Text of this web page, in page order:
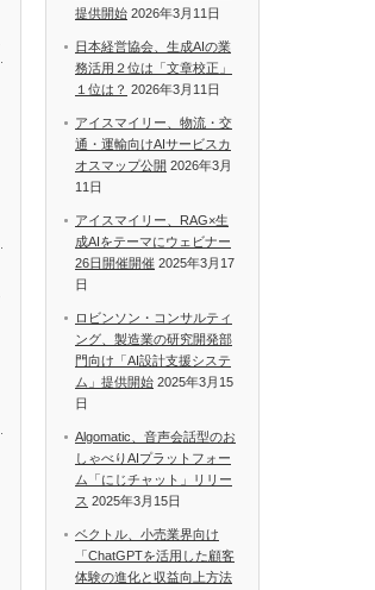
提供開始 2026年3月11日
日本経営協会、生成AIの業
務活用２位は「文章校正」
１位は？ 2026年3月11日
アイスマイリー、物流・交
通・運輸向けAIサービスカ
オスマップ公開 2026年3月
11日
アイスマイリー、RAG×生
成AIをテーマにウェビナー
26日開催開催 2025年3月17
日
ロビンソン・コンサルティ
ング、製造業の研究開発部
門向け「AI設計支援システ
ム」提供開始 2025年3月15
日
Algomatic、音声会話型のお
しゃべりAIプラットフォー
ム「にじチャット」リリー
ス 2025年3月15日
ベクトル、小売業界向け
「ChatGPTを活用した顧客
体験の進化と収益向上方法